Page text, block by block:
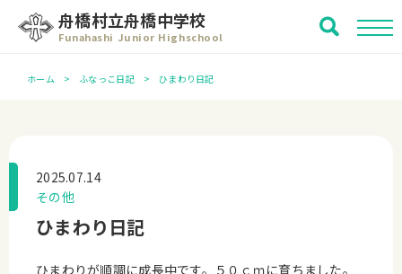
舟橋村立舟橋中学校
Funahashi Junior Highschool
ホーム ふなっこ日記 ひまわり日記
2025.07.14
その他
ひまわり日記
ひまわりが順調に成長中です。５０ｃｍに育ちました。